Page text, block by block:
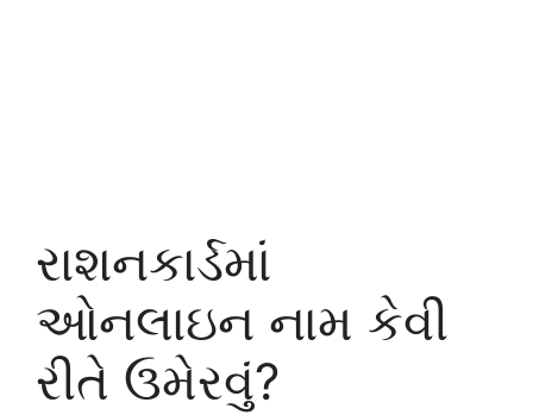
રાશનકાર્ડમાં
ઓનલાઇન નામ કેવી
રીતે ઉમેરવું?